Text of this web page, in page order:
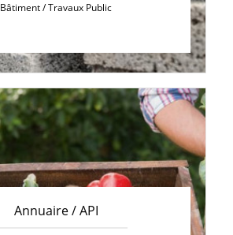
Bâtiment / Travaux Public
Annuaire / API